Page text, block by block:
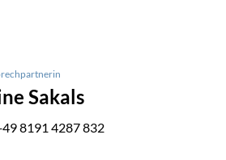
Sakals
8191 4287 832